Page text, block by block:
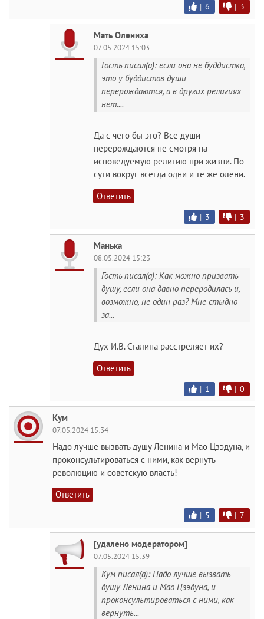
| 6 | 3
Мать Олениха
07.05.2024 15:03
Гость писал(а): если она не буддистка,
это у буддистов души
перерождаются, а в других религиях
нет....
Да с чего бы это? Все души
перерождаются не смотря на
исповедуемую религию при жизни. По
сути вокруг всегда одни и те же олени.
Ответить
| 3 | 3
Манька
08.05.2024 15:23
Гость писал(а): Как можно призвать
душу, если она давно переродилась и,
возможно, не один раз? Мне стыдно
за...
Дух И.В. Сталина расстреляет их?
Ответить
| 1 | 0
Кум
07.05.2024 15:34
Надо лучше вызвать душу Ленина и Мао Цзэдуна, и
проконсультироваться с ними, как вернуть
революцию и советскую власть!
Ответить
| 5 | 7
[удалено модератором]
07.05.2024 15:39
Кум писал(а): Надо лучше вызвать
душу Ленина и Мао Цзэдуна, и
проконсультироваться с ними, как
вернуть...